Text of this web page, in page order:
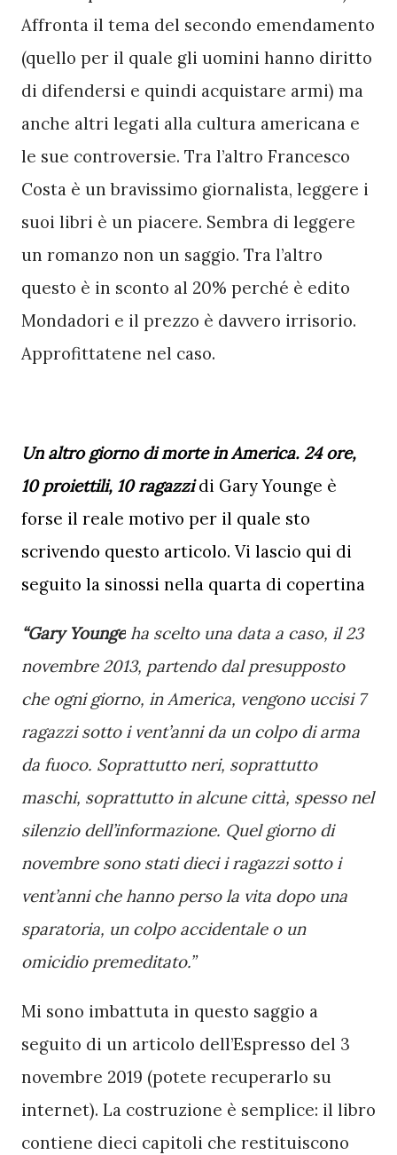
Affronta il tema del secondo emendamento
(quello per il quale gli uomini hanno diritto
di difendersi e quindi acquistare armi) ma
anche altri legati alla cultura americana e
le sue controversie. Tra l’altro Francesco
Costa è un bravissimo giornalista, leggere i
suoi libri è un piacere. Sembra di leggere
un romanzo non un saggio. Tra l’altro
questo è in sconto al 20% perché è edito
Mondadori e il prezzo è davvero irrisorio.
Approfittatene nel caso.
Un altro giorno di morte in America. 24 ore,
10 proiettili, 10 ragazzi di Gary Younge è
forse il reale motivo per il quale sto
scrivendo questo articolo. Vi lascio qui di
seguito la sinossi nella quarta di copertina
“Gary Younge ha scelto una data a caso, il 23
novembre 2013, partendo dal presupposto
che ogni giorno, in America, vengono uccisi 7
ragazzi sotto i vent’anni da un colpo di arma
da fuoco. Soprattutto neri, soprattutto
maschi, soprattutto in alcune città, spesso nel
silenzio dell’informazione. Quel giorno di
novembre sono stati dieci i ragazzi sotto i
vent’anni che hanno perso la vita dopo una
sparatoria, un colpo accidentale o un
omicidio premeditato.”
Mi sono imbattuta in questo saggio a
seguito di un articolo dell’Espresso del 3
novembre 2019 (potete recuperarlo su
internet). La costruzione è semplice: il libro
contiene dieci capitoli che restituiscono